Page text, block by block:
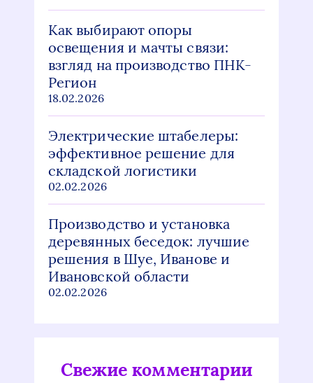
Как выбирают опоры
освещения и мачты связи:
взгляд на производство ПНК-
Регион
18.02.2026
Электрические штабелеры:
эффективное решение для
складской логистики
02.02.2026
Производство и установка
деревянных беседок: лучшие
решения в Шуе, Иванове и
Ивановской области
02.02.2026
Свежие комментарии